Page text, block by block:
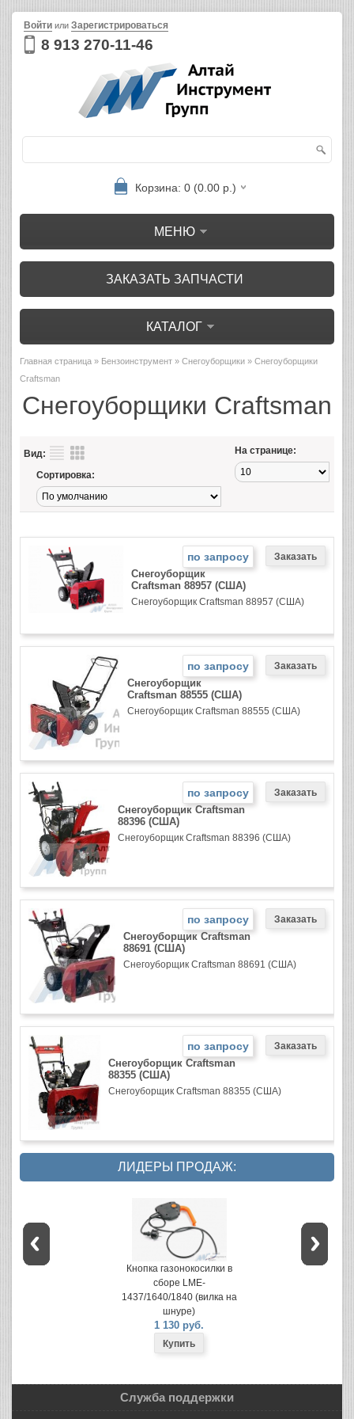
8 913 270-11-46
Войти или Зарегистрироваться
Корзина: 0 (0.00 р.)
МЕНЮ
ЗАКАЗАТЬ ЗАПЧАСТИ
КАТАЛОГ
Главная страница » Бензоинструмент » Снегоуборщики » Снегоуборщики
Craftsman
Снегоуборщики Craftsman
Вид: На странице:
Сортировка:
по запросу
Снегоуборщик
Craftsman 88957 (США)
Снегоуборщик Craftsman 88957 (США)
по запросу
Снегоуборщик
Craftsman 88555 (США)
Снегоуборщик Craftsman 88555 (США)
по запросу
Снегоуборщик Craftsman
88396 (США)
Снегоуборщик Craftsman 88396 (США)
по запросу
Снегоуборщик Craftsman
88691 (США)
Снегоуборщик Craftsman 88691 (США)
по запросу
Снегоуборщик Craftsman
88355 (США)
Снегоуборщик Craftsman 88355 (США)
ЛИДЕРЫ ПРОДАЖ:
Кнопка газонокосилки в
сборе LME-
1437/1640/1840 (вилка на
шнуре)
1 130 руб.
Служба поддержки